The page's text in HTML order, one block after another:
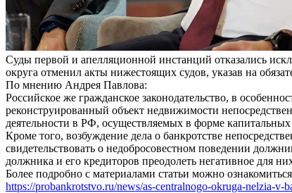
Суды первой и апелляционной инстанций отказались
округа отменил акты нижестоящих судов, указав на
По мнению Андрея Павлова:
Российское же гражданское законодательство, в
реконструированный объект недвижимости
деятельности в РФ, осуществляемых в форме
Кроме того, возбуждение дела о банкротстве
свидетельствовать о недобросовестном поведении
должника и его кредиторов преодолеть негативное для
Более подробно с материалами статьи можно ознакомиться
https://probankrotstvo.ru/news/as-centralnogo-okruga-nelzia-v-